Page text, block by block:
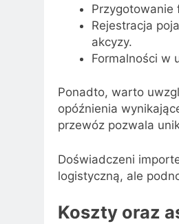
Przygotowanie
Rejestracja
akcyzy.
Formalności w
Ponadto, warto
opóźnienia
przewóz pozwala
Doświadczeni
logistyczną, ale
Koszty oraz